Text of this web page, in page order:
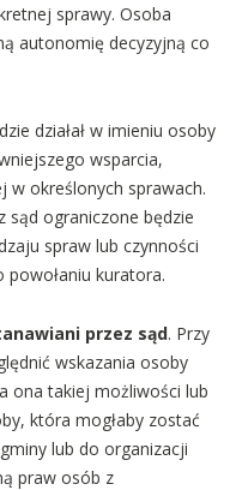
sprawy. Osoba
autonomię decyzyjną co
działał w imieniu osoby
wsparcia,
w określonych sprawach.
sąd ograniczone będzie
spraw lub czynności
kuratora.
przez sąd. Przy
wskazania osoby
ona takiej możliwości lub
która mogłaby zostać
lub do organizacji
praw osób z